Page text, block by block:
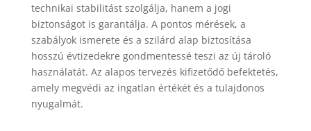
technikai stabilitást szolgálja, hanem a jogi
biztonságot is garantálja. A pontos mérések, a
szabályok ismerete és a szilárd alap biztosítása
hosszú évtizedekre gondmentessé teszi az új tároló
használatát. Az alapos tervezés kifizetődő befektetés,
amely megvédi az ingatlan értékét és a tulajdonos
nyugalmát.